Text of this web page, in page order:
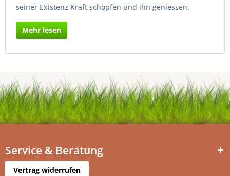
seiner Existenz Kraft schöpfen und ihn geniessen.
Mehr lesen
Service & Beratung
Vertrag widerrufen